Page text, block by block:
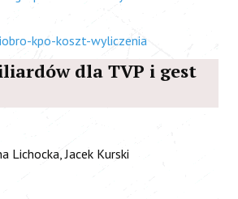
kpo-koszt-wyliczenia
dla TVP i gest
Lichocka, Jacek Kurski